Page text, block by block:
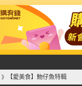
》 【愛美食】魩仔魚特輯